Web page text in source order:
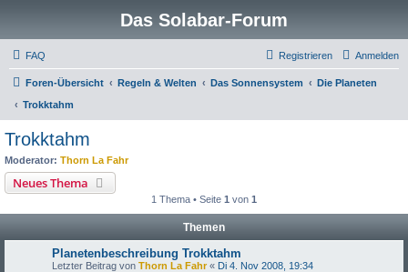
Das Solabar-Forum
FAQ Anmelden
Registrieren
Foren-Übersicht Regeln & Welten Das Sonnensystem
Die Planeten
Trokktahm
Trokktahm
Moderator: Thorn La Fahr
Neues Thema
1 Thema • Seite 1 von 1
Themen
Planetenbeschreibung Trokktahm
Letzter Beitrag von Thorn La Fahr« Di 4. Nov 2008, 19:34